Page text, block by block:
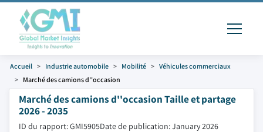
Accueil Industrie automobile Mobilité
Véhicules commerciaux
Marché des camions d''occasion
Marché des camions d''occasion Taille et partage
2026 - 2035
ID du rapport: GMI5905Date de publication: January 2026